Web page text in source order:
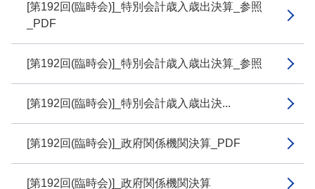
[第192回(臨時会)]_特別会計歳入歳出決算_参照
_PDF
[第192回(臨時会)]_特別会計歳入歳出決算_参照
[第192回(臨時会)]_特別会計歳入歳出決...
[第192回(臨時会)]_政府関係機関決算_PDF
[第192回(臨時会)]_政府関係機関決算